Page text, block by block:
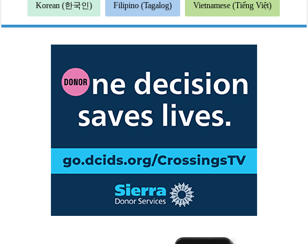
Korean (한국인) Filipino (Tagalog) Vietnamese (Tiếng Việt)